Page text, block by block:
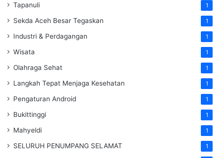
Tapanuli 1
Sekda Aceh Besar Tegaskan 1
Industri & Perdagangan 1
Wisata 1
Olahraga Sehat 1
Langkah Tepat Menjaga Kesehatan 1
Pengaturan Android 1
Bukittinggi 1
Mahyeldi 1
SELURUH PENUMPANG SELAMAT 1